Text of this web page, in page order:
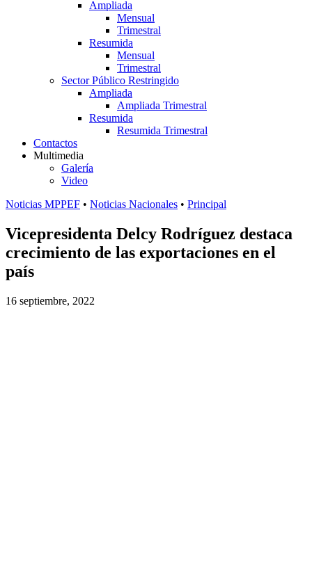
Ampliada
Mensual
Trimestral
Resumida
Mensual
Trimestral
Sector Público Restringido
Ampliada
Ampliada Trimestral
Resumida
Resumida Trimestral
Contactos
Multimedia
Galería
Video
Noticias MPPEF • Noticias Nacionales • Principal
Vicepresidenta Delcy Rodríguez destaca
crecimiento de las exportaciones en el
país
16 septiembre, 2022